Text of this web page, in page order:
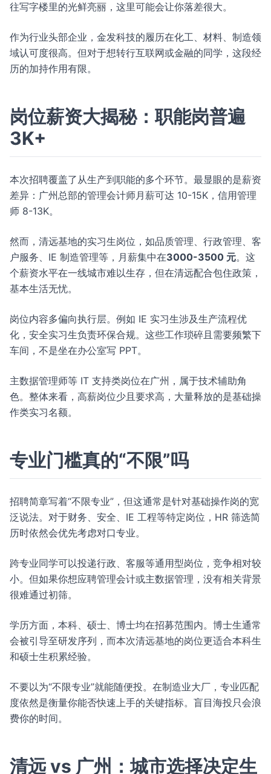
往写字楼里的光鲜亮丽，这里可能会让你落差很大。
作为行业头部企业，金发科技的履历在化工、材料、制造领
域认可度很高。但对于想转行互联网或金融的同学，这段经
历的加持作用有限。
岗位薪资大揭秘：职能岗普遍
3K+
本次招聘覆盖了从生产到职能的多个环节。最显眼的是薪资
差异：广州总部的管理会计师月薪可达 10-15K，信用管理
师 8-13K。
然而，清远基地的实习生岗位，如品质管理、行政管理、客
户服务、IE 制造管理等，月薪集中在3000-3500 元。这
个薪资水平在一线城市难以生存，但在清远配合包住政策，
基本生活无忧。
岗位内容多偏向执行层。例如 IE 实习生涉及生产流程优
化，安全实习生负责环保合规。这些工作琐碎且需要频繁下
车间，不是坐在办公室写 PPT。
主数据管理师等 IT 支持类岗位在广州，属于技术辅助角
色。整体来看，高薪岗位少且要求高，大量释放的是基础操
作类实习名额。
专业门槛真的“不限”吗
招聘简章写着“不限专业”，但这通常是针对基础操作岗的宽
泛说法。对于财务、安全、IE 工程等特定岗位，HR 筛选简
历时依然会优先考虑对口专业。
跨专业同学可以投递行政、客服等通用型岗位，竞争相对较
小。但如果你想应聘管理会计或主数据管理，没有相关背景
很难通过初筛。
学历方面，本科、硕士、博士均在招募范围内。博士生通常
会被引导至研发序列，而本次清远基地的岗位更适合本科生
和硕士生积累经验。
不要以为“不限专业”就能随便投。在制造业大厂，专业匹配
度依然是衡量你能否快速上手的关键指标。盲目海投只会浪
费你的时间。
清远 vs 广州：城市选择决定生